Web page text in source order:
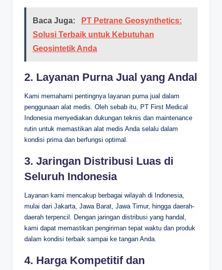
Baca Juga:
PT Petrane Geosynthetics:
Solusi Terbaik untuk Kebutuhan
Geosintetik Anda
2. Layanan Purna Jual yang Andal
Kami memahami pentingnya layanan purna jual dalam
penggunaan alat medis. Oleh sebab itu, PT First Medical
Indonesia menyediakan dukungan teknis dan maintenance
rutin untuk memastikan alat medis Anda selalu dalam
kondisi prima dan berfungsi optimal.
3. Jaringan Distribusi Luas di
Seluruh Indonesia
Layanan kami mencakup berbagai wilayah di Indonesia,
mulai dari Jakarta, Jawa Barat, Jawa Timur, hingga daerah-
daerah terpencil. Dengan jaringan distribusi yang handal,
kami dapat memastikan pengiriman tepat waktu dan produk
dalam kondisi terbaik sampai ke tangan Anda.
4. Harga Kompetitif dan